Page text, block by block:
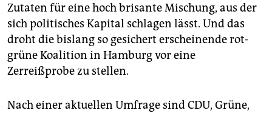
Zutaten für eine hoch brisante Mischung, aus der
sich politisches Kapital schlagen lässt. Und das
droht die bislang so gesichert erscheinende rot-
grüne Koalition in Hamburg vor eine
Zerreißprobe zu stellen.
Nach einer aktuellen Umfrage sind CDU, Grüne,